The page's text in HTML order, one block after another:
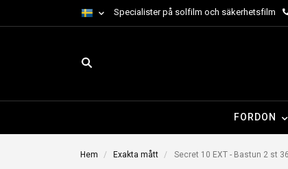
Specialister på solfilm och säkerhetsfilm
FORDON
Hem Exakta mått Secret 10 EXT - Bastun 2 st